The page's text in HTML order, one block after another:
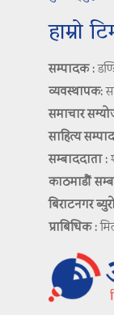
हाम्रो
सम्पादक :
व्यवस्थापक:
समाचार
साहित्य
सम्बाददाता :
काठमाडौं
बिराटनगर
प्राबिधिक :